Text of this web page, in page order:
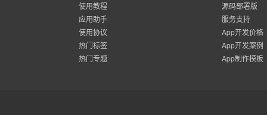
使用教程
应用助手
使用协议
热门标签
热门专题
源码部署版
服务支持
App开发价格
App开发案例
App制作模板